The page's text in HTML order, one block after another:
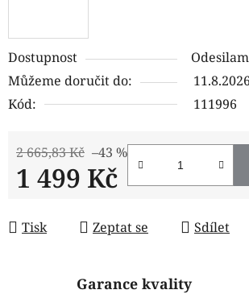
Dostupnost
Můžeme doručit do:
11.8.2026
Kód:
111996
2 665,83 Kč –43 %
1 499 Kč
Tisk Zeptat se Sdílet
Garance kvality